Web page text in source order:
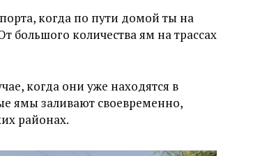
когда по пути домой ты на
большого количества ям на трассах
когда они уже находятся в
ямы заливают своевременно,
районах.